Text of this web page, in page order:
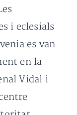
i eclesials
es van
en la
Vidal i